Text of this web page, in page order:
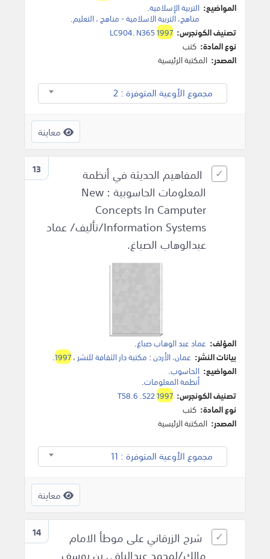
المواضيع: التربية الإسلامية.
مناهج، التربية الاسلامية - مناهج ، التعليم.
تصنيف الكونجرس:
LC904. N3651997
نوع المادة: كتب
المصدر: المكتبة الرئيسية
مجموع الأوعية المتوفرة : 2
معاينة
13
المفاهيم الحديثة في أنظمة
المعلومات الحاسوبية : New
Concepts In Camputer
Information Systems/تأليف/ عماد
عبدالوهاب الصباغ.
المؤلف: عماد عبد الوهاب صباغ.
بيانات النشر: عمان، الأردن: مكتبة دار الثقافة للنشر ،1997
.
المواضيع: الحاسوب.
أنظمة المعلومات.
تصنيف الكونجرس:
T58.6 .S221997
نوع المادة: كتب
المصدر: المكتبة الرئيسية
مجموع الأوعية المتوفرة : 11
معاينة
14
شرح الزرقاني على موطأ الامام
مالك/لمحمد عبدالباقي بن يوسف